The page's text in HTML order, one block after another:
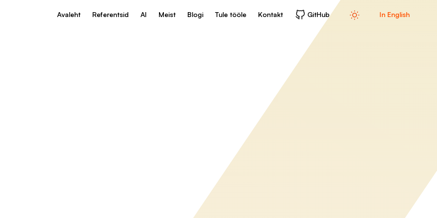
Avaleht Referentsid AI Meist Blogi Tule tööle Kontakt GitHub In English